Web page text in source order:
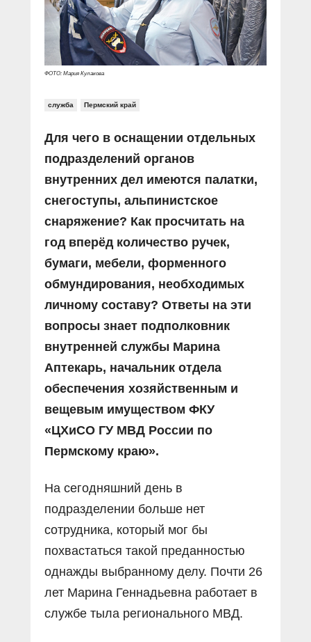
Социальные ролики
Документальные фильмы
Прямой разговор
В знании сила
Специальный репортаж
КиберПОСТОВОЙ
Газета «Щит и меч»
Журнал «Полиция России»
О ПОРТАЛЕ
Контакты
ФОТО: Мария Кулакова
служба Пермский край
Для чего в оснащении отдельных
подразделений органов
внутренних дел имеются палатки,
снегоступы, альпинистское
снаряжение? Как просчитать на
год вперёд количество ручек,
бумаги, мебели, форменного
обмундирования, необходимых
личному составу? Ответы на эти
вопросы знает подполковник
внутренней службы Марина
Аптекарь, начальник отдела
обеспечения хозяйственным и
вещевым имуществом ФКУ
«ЦХиСО ГУ МВД России по
Пермскому краю».
На сегодняшний день в
подразделении больше нет
сотрудника, который мог бы
похвастаться такой преданностью
однажды выбранному делу. Почти 26
лет Марина Геннадьевна работает в
службе тыла регионального МВД.